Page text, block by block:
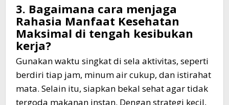
3. Bagaimana cara menjaga
Rahasia Manfaat Kesehatan
Maksimal di tengah kesibukan
kerja?
Gunakan waktu singkat di sela aktivitas, seperti
berdiri tiap jam, minum air cukup, dan istirahat
mata. Selain itu, siapkan bekal sehat agar tidak
tergoda makanan instan. Dengan strategi kecil,